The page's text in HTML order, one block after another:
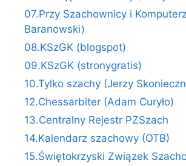
07.Przy Szachownicy i
Baranowski)
08.KSzGK (blogspot)
09.KSzGK (stronygratis)
10.Tylko szachy (Jerzy
12.Chessarbiter (Adam Curyło)
13.Centralny Rejestr PZSzach
14.Kalendarz szachowy (OTB)
15.Świętokrzyski Związek